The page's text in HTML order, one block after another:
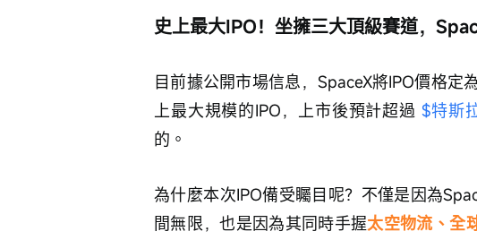
史上最大IPO！坐擁三大頂級賽道，
目前據公開市場信息，SpaceX將IPO價格定
上最大規模的IPO，上市後預計超過 $特斯
的。
為什麼本次IPO備受矚目呢？不僅是因為
間無限，也是因為其同時手握太空物流、全